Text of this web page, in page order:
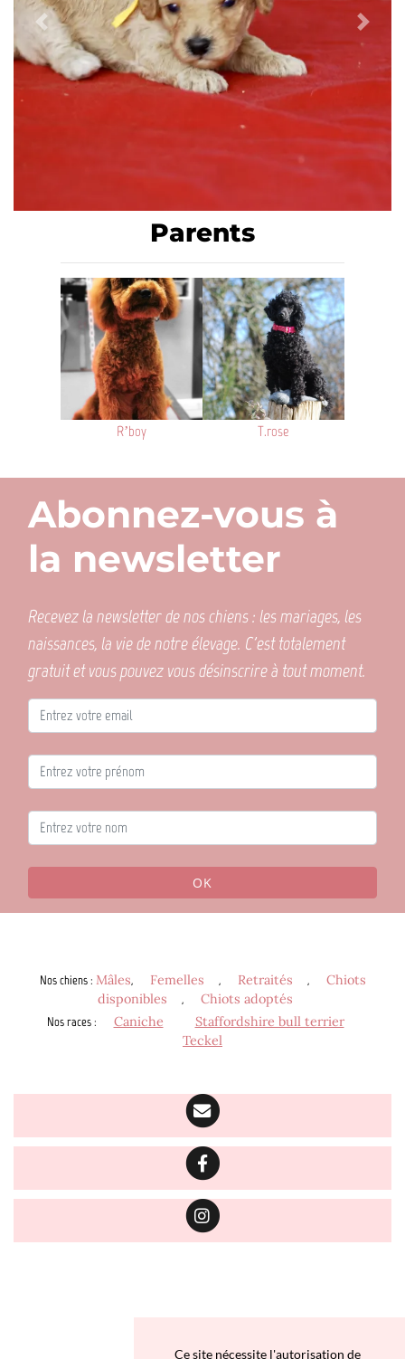
Previous Next
Parents
R’boy T.rose
Abonnez-vous à
la newsletter
Recevez la newsletter de nos chiens : les mariages, les
naissances, la vie de notre élevage. C'est totalement
gratuit et vous pouvez vous désinscrire à tout moment.
OK
Nos chiens: Mâles, Femelles , Retraités ,
Chiots
disponibles
,
Chiots adoptés
Nos races: Caniche
Staffordshire bull terrier
Teckel
Ce site nécessite l'autorisation de